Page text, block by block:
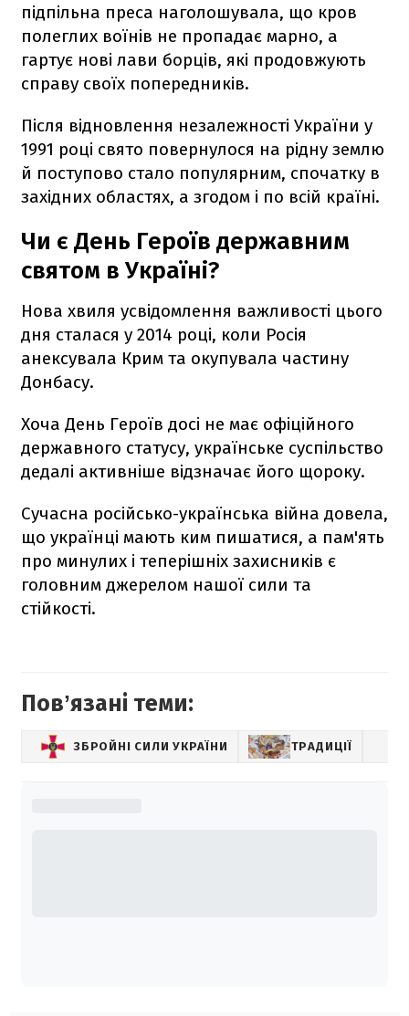
підпільна преса наголошувала, що кров
полеглих воїнів не пропадає марно, а
гартує нові лави борців, які продовжують
справу своїх попередників.
Після відновлення незалежності України у
1991 році свято повернулося на рідну землю
й поступово стало популярним, спочатку в
західних областях, а згодом і по всій країні.
Чи є День Героїв державним
святом в Україні?
Нова хвиля усвідомлення важливості цього
дня сталася у 2014 році, коли Росія
анексувала Крим та окупувала частину
Донбасу.
Хоча День Героїв досі не має офіційного
державного статусу, українське суспільство
дедалі активніше відзначає його щороку.
Сучасна російсько-українська війна довела,
що українці мають ким пишатися, а пам'ять
про минулих і теперішніх захисників є
головним джерелом нашої сили та
стійкості.
Повʼязані теми:
ЗБРОЙНІ СИЛИ УКРАЇНИ ТРАДИЦІЇ